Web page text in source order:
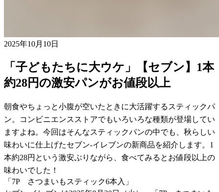
2025年10月10日
「子どもたちに大ウケ」【セブン】1本
約28円の激安パンがお値段以上
朝食やちょっと小腹が空いたときに大活躍するスティックパ
ン。コンビニエンスストアでもいろいろな種類が登場してい
ますよね。今回はそんなスティックパンの中でも、秋らしい
味わいに仕上げたセブン-イレブンの新商品を紹介します。1
本約28円という激安ぶりながら、食べてみるとお値段以上の
味わいでした！
「7P さつまいもスティック6本入」